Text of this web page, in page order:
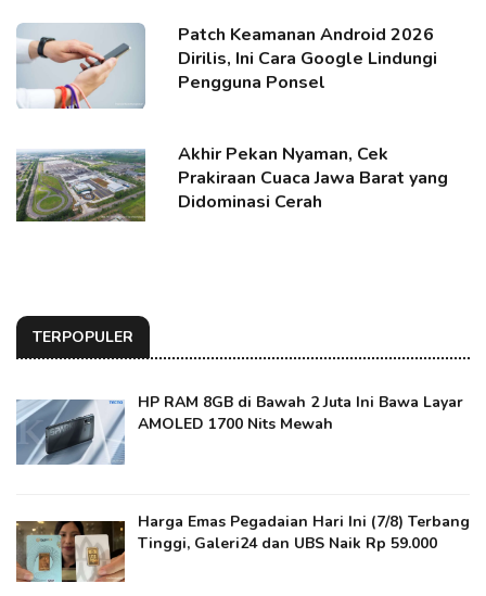
Patch Keamanan Android 2026
Dirilis, Ini Cara Google Lindungi
Pengguna Ponsel
Akhir Pekan Nyaman, Cek
Prakiraan Cuaca Jawa Barat yang
Didominasi Cerah
TERPOPULER
HP RAM 8GB di Bawah 2 Juta Ini Bawa Layar
AMOLED 1700 Nits Mewah
Harga Emas Pegadaian Hari Ini (7/8) Terbang
Tinggi, Galeri24 dan UBS Naik Rp 59.000